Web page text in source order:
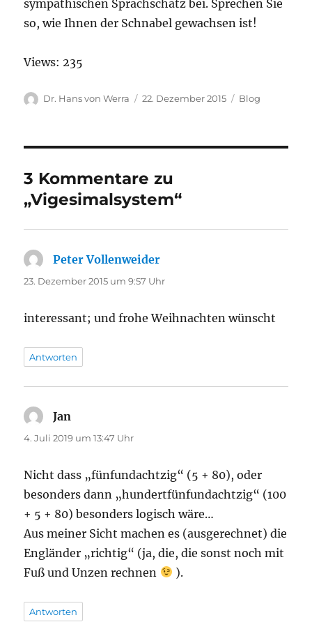
sympathischen Sprachschatz bei. Sprechen Sie
so, wie Ihnen der Schnabel gewachsen ist!
Views: 235
Autor
Dr. Hans von Werra
Veröffentlicht
22. Dezember 2015 Kategorien
Blog
3 Kommentare zu
„Vigesimalsystem“
Peter Vollenweider
23. Dezember 2015 um 9:57 Uhr
interessant; und frohe Weihnachten wünscht
Antworten
Jan
4. Juli 2019 um 13:47 Uhr
Nicht dass „fünfundachtzig“ (5 + 80), oder
besonders dann „hundertfünfundachtzig“ (100
+ 5 + 80) besonders logisch wäre…
Aus meiner Sicht machen es (ausgerechnet) die
Engländer „richtig“ (ja, die, die sonst noch mit
Fuß und Unzen rechnen
).
Antworten